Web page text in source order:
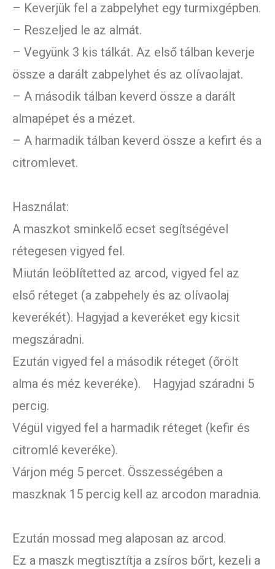
– Keverjük fel a zabpelyhet egy turmixgépben.
– Reszeljed le az almát.
– Vegyünk 3 kis tálkát. Az első tálban keverje
össze a darált zabpelyhet és az olívaolajat.
– A második tálban keverd össze a darált
almapépet és a mézet.
– A harmadik tálban keverd össze a kefirt és a
citromlevet.
Használat:
A maszkot sminkelő ecset segítségével
rétegesen vigyed fel.
Miután leöblítetted az arcod, vigyed fel az
első réteget (a zabpehely és az olívaolaj
keverékét). Hagyjad a keveréket egy kicsit
megszáradni.
Ezután vigyed fel a második réteget (őrölt
alma és méz keveréke). Hagyjad száradni 5
percig.
Végül vigyed fel a harmadik réteget (kefir és
citromlé keveréke).
Várjon még 5 percet. Összességében a
maszknak 15 percig kell az arcodon maradnia.
Ezután mossad meg alaposan az arcod.
Ez a maszk megtisztítja a zsíros bőrt, kezeli a